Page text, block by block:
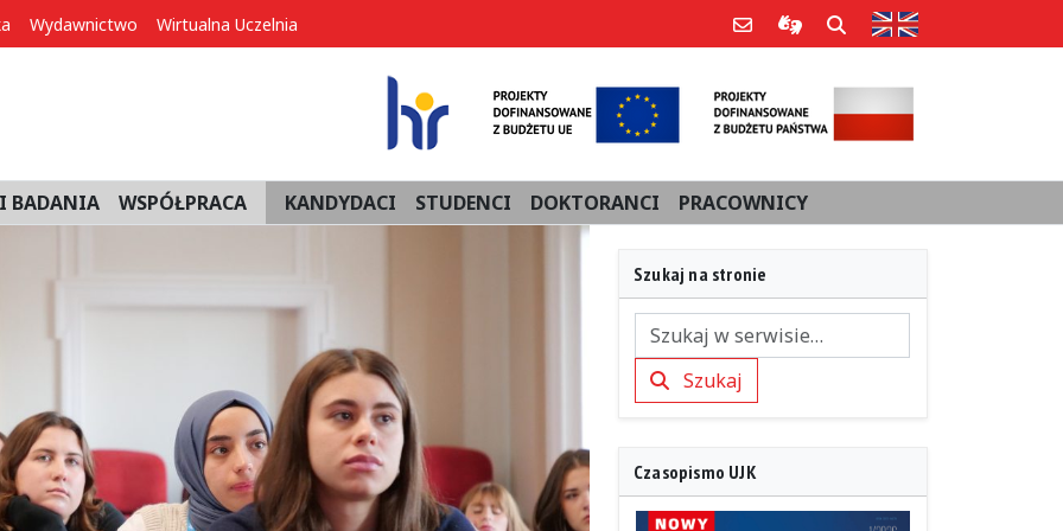
Wydawnictwo Wirtualna Uczelnia Poczta e-mailInformacje dla użytkowników
Szukaj Strona w języku
BADANIA WSPÓŁPRACA KANDYDACI STUDENCI DOKTORANCI PRACOWNICY
Szukaj na stronie
SzukajSzukaj
Czasopismo UJK